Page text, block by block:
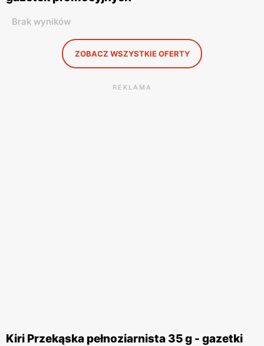
Brak wyników
ZOBACZ WSZYSTKIE OFERTY
REKLAMA
Kiri Przekąska pełnoziarnista 35 g - gazetki